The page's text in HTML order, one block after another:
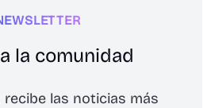
la comunidad
las noticias más